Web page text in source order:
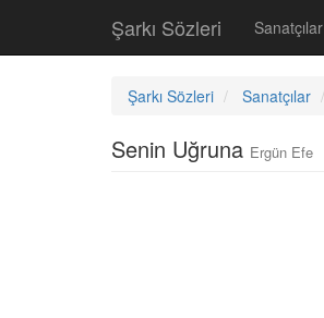
Şarkı Sözleri Sanatçılar
Şarkı Sözleri Sanatçılar
Senin Uğruna Ergün Efe